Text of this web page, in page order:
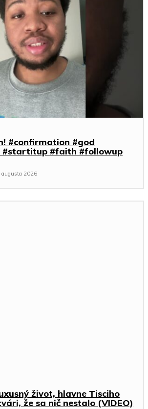
#confirmation #god
#startitup #faith #followup
augusta 2026
život, hlavne Tisciho
že sa nič nestalo (VIDEO)